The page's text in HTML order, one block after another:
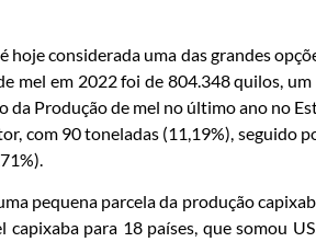
hoje considerada uma das grandes
mel em 2022 foi de 804.348 quilos,
da Produção de mel no último ano no
com 90 toneladas (11,19%), seguido
pequena parcela da produção
capixaba para 18 países, que somou